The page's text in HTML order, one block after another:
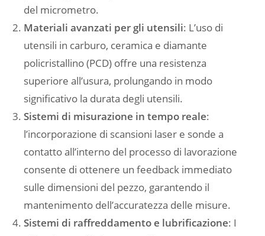
del micrometro.
Materiali avanzati per gli utensili: L’uso di
utensili in carburo, ceramica e diamante
policristallino (PCD) offre una resistenza
superiore all’usura, prolungando in modo
significativo la durata degli utensili.
Sistemi di misurazione in tempo reale:
l’incorporazione di scansioni laser e sonde a
contatto all’interno del processo di lavorazione
consente di ottenere un feedback immediato
sulle dimensioni del pezzo, garantendo il
mantenimento dell’accuratezza delle misure.
Sistemi di raffreddamento e lubrificazione: I